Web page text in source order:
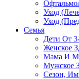
Уход
Уход
Семья
Дети От
Женское
Мама И
Мужское
Сезон,